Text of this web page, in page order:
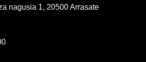
nagusia 1, 20500 Arrasate